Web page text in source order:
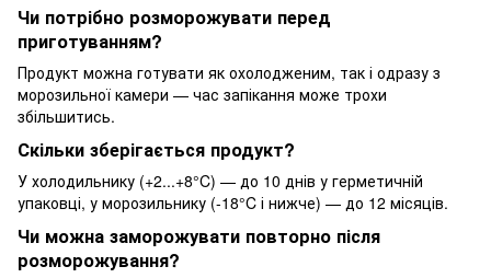
Чи потрібно розморожувати перед
приготуванням?
Продукт можна готувати як охолодженим, так і одразу з
морозильної камери — час запікання може трохи
збільшитись.
Скільки зберігається продукт?
У холодильнику (+2...+8°C) — до 10 днів у герметичній
упаковці, у морозильнику (-18°C і нижче) — до 12 місяців.
Чи можна заморожувати повторно після
розморожування?